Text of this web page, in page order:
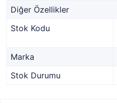
Diğer Özellikler
Stok Kodu
Marka
Stok Durumu